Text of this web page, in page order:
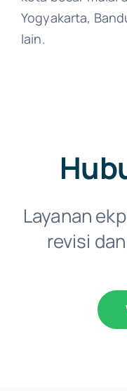
Yogyakarta,
lain.
Layanan
revisi